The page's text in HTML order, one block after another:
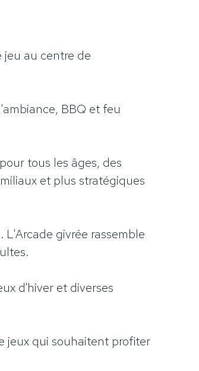
jeu au centre de
BBQ et feu
tous les âges, des
et plus stratégiques
givrée rassemble
d'hiver et diverses
jeux qui souhaitent profiter